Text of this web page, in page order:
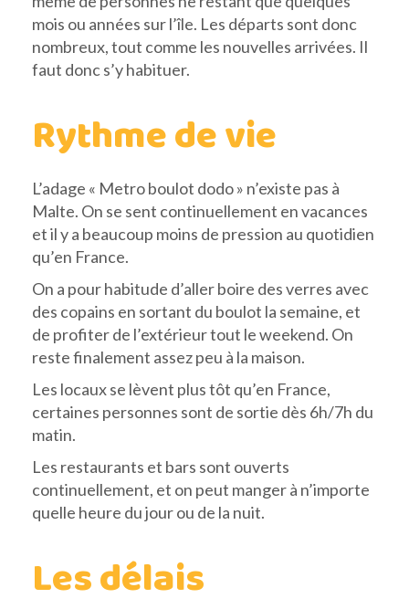
mois ou années sur l’île. Les départs sont donc
nombreux, tout comme les nouvelles arrivées. Il
faut donc s’y habituer.
Rythme de vie
L’adage « Metro boulot dodo » n’existe pas à
Malte. On se sent continuellement en vacances
et il y a beaucoup moins de pression au quotidien
qu’en France.
On a pour habitude d’aller boire des verres avec
des copains en sortant du boulot la semaine, et
de profiter de l’extérieur tout le weekend. On
reste finalement assez peu à la maison.
Les locaux se lèvent plus tôt qu’en France,
certaines personnes sont de sortie dès 6h/7h du
matin.
Les restaurants et bars sont ouverts
continuellement, et on peut manger à n’importe
quelle heure du jour ou de la nuit.
Les délais